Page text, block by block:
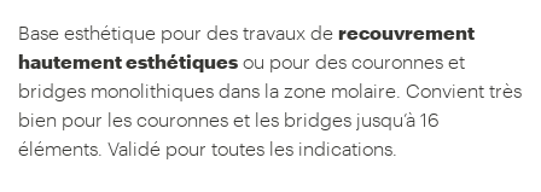
Base esthétique pour des travaux de recouvrement
hautement esthétiques ou pour des couronnes et
bridges monolithiques dans la zone molaire. Convient très
bien pour les couronnes et les bridges jusqu’à 16
éléments. Validé pour toutes les indications.